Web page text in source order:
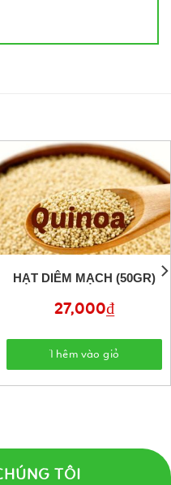
HẠT DIÊM MẠCH (50GR)
27,000₫
Thêm vào giỏ
TÔI